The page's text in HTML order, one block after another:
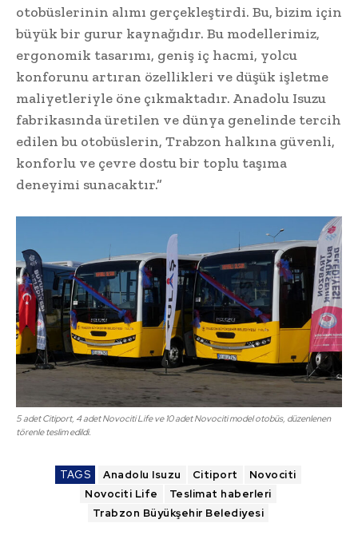
otobüslerinin alımı gerçekleştirdi. Bu, bizim için
büyük bir gurur kaynağıdır. Bu modellerimiz,
ergonomik tasarımı, geniş iç hacmi, yolcu
konforunu artıran özellikleri ve düşük işletme
maliyetleriyle öne çıkmaktadır. Anadolu Isuzu
fabrikasında üretilen ve dünya genelinde tercih
edilen bu otobüslerin, Trabzon halkına güvenli,
konforlu ve çevre dostu bir toplu taşıma
deneyimi sunacaktır.”
5 adet Citiport, 4 adet Novociti Life ve 10 adet Novociti model otobüs, düzenlenen
törenle teslim edildi.
TAGS Anadolu Isuzu Citiport
Novociti
Novociti Life
Teslimat haberleri
Trabzon Büyükşehir Belediyesi